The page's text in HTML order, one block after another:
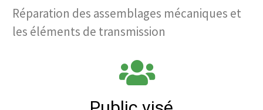
Réparation des assemblages mécaniques et
les éléments de transmission